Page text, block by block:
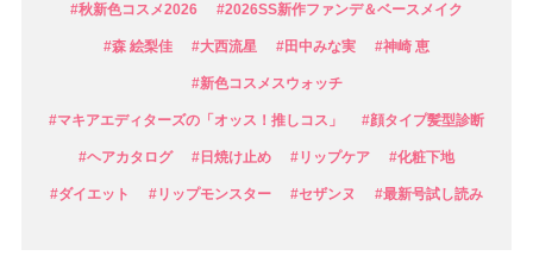
#秋新色コスメ2026 #2026SS新作ファンデ＆ベースメイク
#森 絵梨佳 #大西流星 #田中みな実 #神崎 恵
#新色コスメスウォッチ
#マキアエディターズの「オッス！推しコス」 #顔タイプ髪型診断
#ヘアカタログ #日焼け止め #リップケア #化粧下地
#ダイエット #リップモンスター #セザンヌ #最新号試し読み